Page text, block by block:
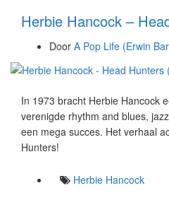
Herbie Hancock –
Door A Pop Life (Erwin
In 1973 bracht Herbie Hancock
verenigde rhythm and blues,
een mega succes. Het verhaal
Hunters!
Herbie Hancock